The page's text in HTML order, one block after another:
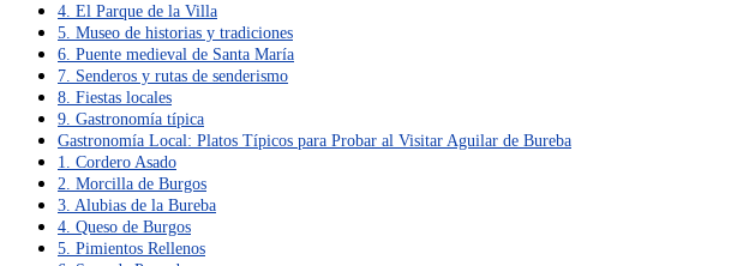
4. El Parque de la Villa
5. Museo de historias y tradiciones
6. Puente medieval de Santa María
7. Senderos y rutas de senderismo
8. Fiestas locales
9. Gastronomía típica
Gastronomía Local: Platos Típicos para Probar al Visitar Aguilar de Bureba
1. Cordero Asado
2. Morcilla de Burgos
3. Alubias de la Bureba
4. Queso de Burgos
5. Pimientos Rellenos